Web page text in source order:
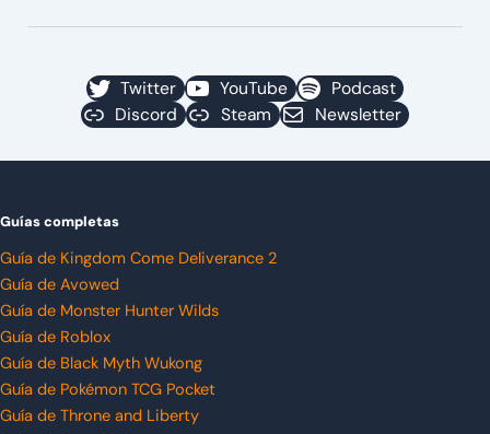
Twitter YouTube
Podcast
Discord
Steam Newsletter
Guías completas
Guía de Kingdom Come Deliverance 2
Guía de Avowed
Guía de Monster Hunter Wilds
Guía de Roblox
Guía de Black Myth Wukong
Guía de Pokémon TCG Pocket
Guía de Throne and Liberty